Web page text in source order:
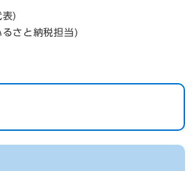
表
るさと納税担当